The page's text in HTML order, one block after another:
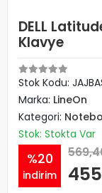
DELL
Klavye
Stok Kodu:
Marka: LineOn
Kategori:
Stok: Stokta Var
%20
indirim